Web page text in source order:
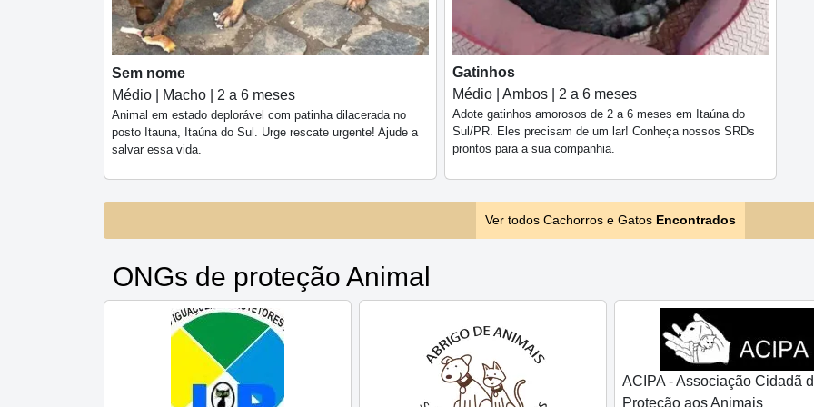
Sem nome
Médio | Macho | 2 a 6 meses
Animal em estado deplorável com patinha dilacerada no
posto Itauna, Itaúna do Sul. Urge rescate urgente! Ajude a
salvar essa vida.
Gatinhos
Médio | Ambos | 2 a 6 meses
Adote gatinhos amorosos de 2 a 6 meses em Itaúna do
Sul/PR. Eles precisam de um lar! Conheça nossos SRDs
prontos para a sua companhia.
Ver todos Cachorros e Gatos Encontrados
ONGs de proteção Animal
ACIPA - Associação Cidadã
Proteção aos Animais